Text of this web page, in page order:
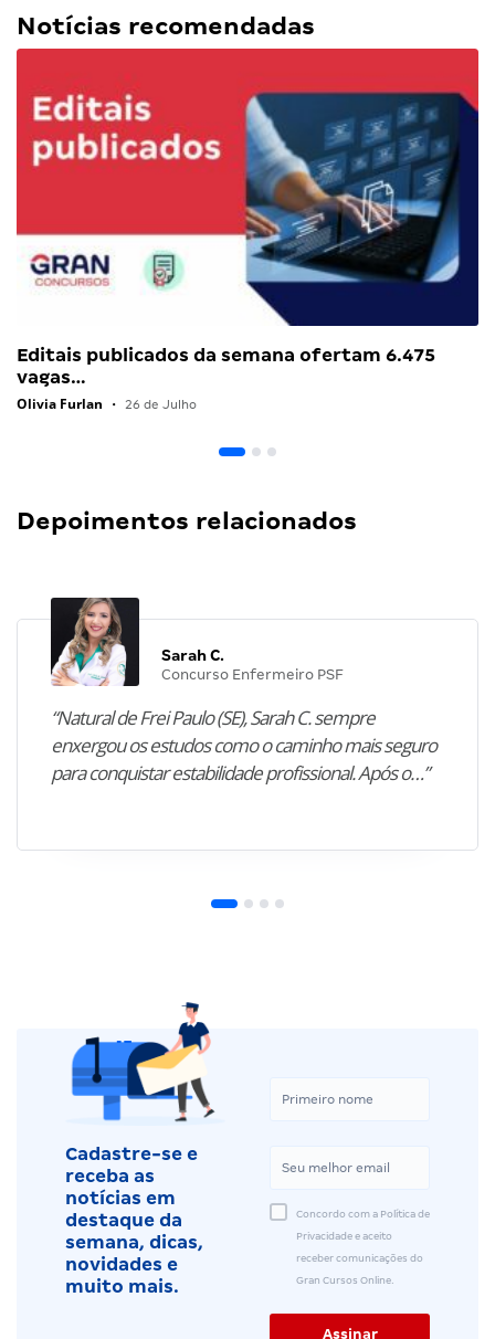
Notícias recomendadas
Editais publicados da semana ofertam 6.475
vagas…
Olivia Furlan • 26 de Julho
Depoimentos relacionados
Sarah C.
Concurso Enfermeiro PSF
“Natural de Frei Paulo (SE), Sarah C. sempre
enxergou os estudos como o caminho mais seguro
para conquistar estabilidade profissional. Após o…”
Cadastre-se e
receba as
notícias em
destaque da
semana, dicas,
novidades e
muito mais.
Concordo com a Política de
Privacidade e aceito
receber comunicações do
Gran Cursos Online.